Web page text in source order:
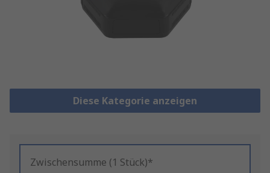
Diese Kategorie anzeigen
Zwischensumme (1 Stück)*